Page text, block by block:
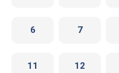
6 7
11 12